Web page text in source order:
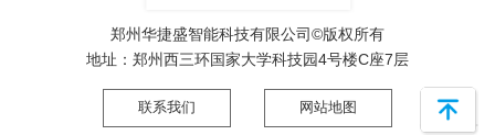
郑州华捷盛智能科技有限公司©版权所有
地址：郑州西三环国家大学科技园4号楼C座7层
联系我们 网站地图